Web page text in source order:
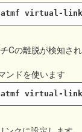
atmf virtual-
Cの離脱が検知さ
ンドを使います
atmf virtual-